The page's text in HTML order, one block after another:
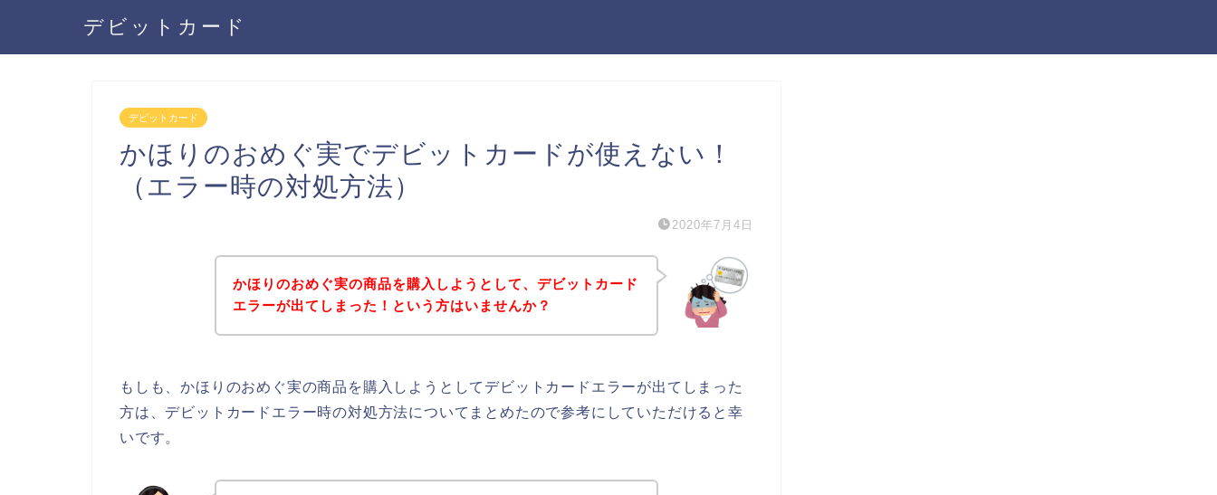
デビットカード
デビットカード
かほりのおめぐ実でデビットカードが使えない！
（エラー時の対処方法）
2020年7月4日
かほりのおめぐ実の商品を購入しようとして、デビットカード
エラーが出てしまった！という方はいませんか？
もしも、かほりのおめぐ実の商品を購入しようとしてデビットカードエラーが出てしまった
方は、デビットカードエラー時の対処方法についてまとめたので参考にしていただけると幸
いです。